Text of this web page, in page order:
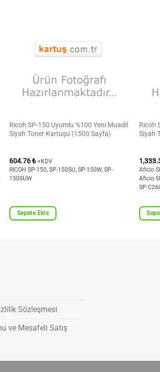
Ricoh SP-150 Uyumlu %100 Yeni Muadil
Siyah Toner Kartuşu (1500 Sayfa)
604.76₺ +KDV
RICOH SP-150, SP-150SU, SP-150W, SP-
150SUW
Sepete Ekle
Ricoh
Siyah
Aficio
Aficio
SP
Sözleşmesi
ve Mesafeli Satış